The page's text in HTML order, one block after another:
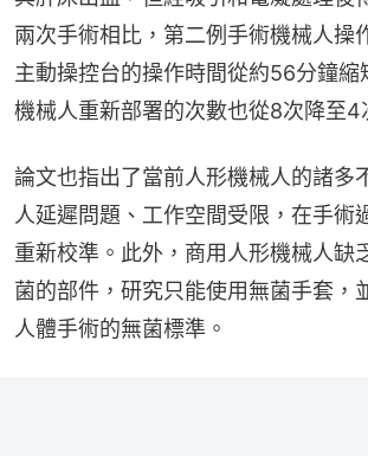
兩次手術相比，第二例手術機械人操
主動操控台的操作時間從約56分鐘縮
機械人重新部署的次數也從8次降至4
論文也指出了當前人形機械人的諸多
人延遲問題、工作空間受限，在手術
重新校準。此外，商用人形機械人缺
菌的部件，研究只能使用無菌手套，
人體手術的無菌標準。